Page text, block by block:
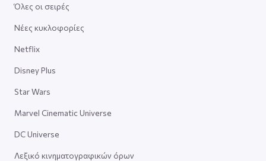
Όλες οι σειρές
Νέες κυκλοφορίες
Netflix
Disney Plus
Star Wars
Marvel Cinematic Universe
DC Universe
Λεξικό κινηματογραφικών όρων